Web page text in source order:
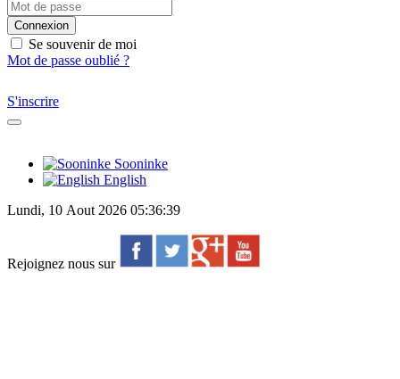
Connexion
Se souvenir de moi
Mot de passe oublié ?
S'inscrire
Sooninke
English
Lundi, 10 Aout 2026 05:36:39
Rejoignez nous sur